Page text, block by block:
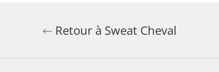
Retour à Sweat Cheval